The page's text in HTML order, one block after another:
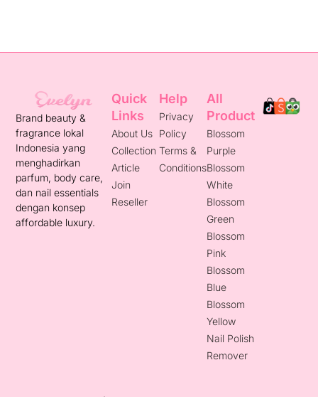
Brand beauty &
fragrance lokal
Indonesia yang
menghadirkan
parfum, body care,
dan nail essentials
dengan konsep
affordable luxury.
Quick
Links
About Us
Collection
Article
Join
Reseller
Help
Privacy
Policy
Terms &
Conditions
All
Product
Blossom
Purple
Blossom
White
Blossom
Green
Blossom
Pink
Blossom
Blue
Blossom
Yellow
Nail Polish
Remover